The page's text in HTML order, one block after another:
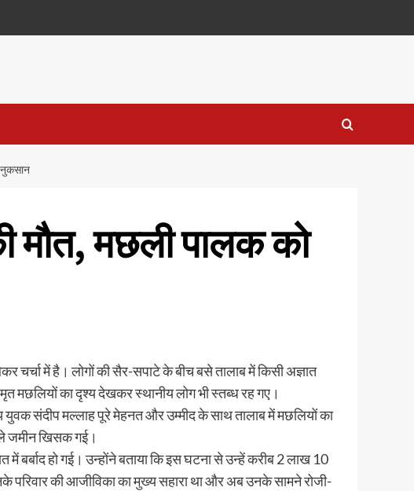
नुकसान
मौत, मछली पालक को
चर्चा में है। लोगों की सैर-सपाटे के बीच बसे तालाब में किसी अज्ञात
मछलियों का दृश्य देखकर स्थानीय लोग भी स्तब्ध रह गए।
युवक संदीप मल्लाह पूरे मेहनत और उम्मीद के साथ तालाब में मछलियों का
जमीन खिसक गई।
बर्बाद हो गई। उन्होंने बताया कि इस घटना से उन्हें करीब 2 लाख 10
की आजीविका का मुख्य सहारा था और अब उनके सामने रोजी-